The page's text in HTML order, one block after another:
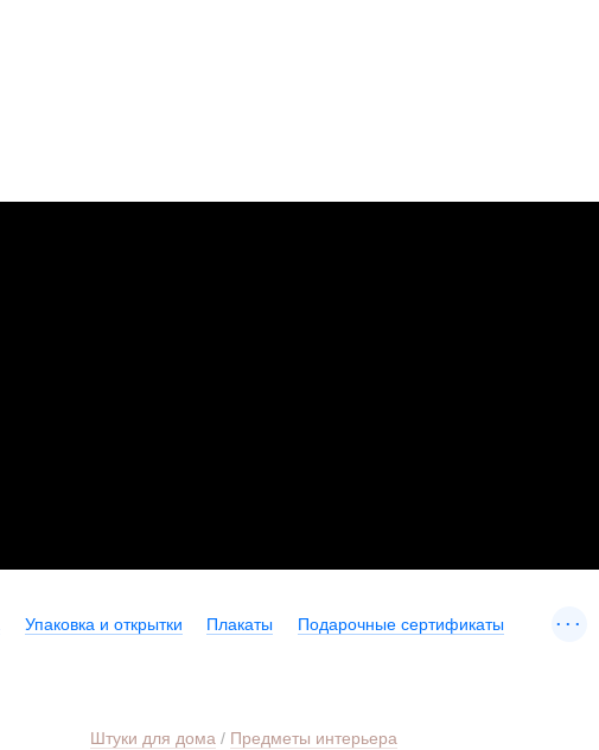
Упаковка и открытки Плакаты Подарочные сертификаты ...
Штуки для дома / Предметы интерьера